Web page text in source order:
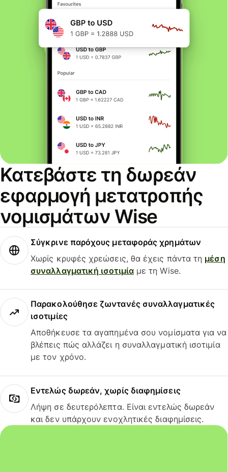
Κατεβάστε τη δωρεάν
εφαρμογή μετατροπής
νομισμάτων Wise
Σύγκρινε παρόχους μεταφοράς χρημάτων
Χωρίς κρυφές χρεώσεις, θα έχεις πάντα τη μέση
συναλλαγματική ισοτιμίαμε τη Wise.
Παρακολούθησε ζωντανές συναλλαγματικές
ισοτιμίες
Αποθήκευσε τα αγαπημένα σου νομίσματα για να
βλέπεις πώς αλλάζει η συναλλαγματική ισοτιμία
με τον χρόνο.
Εντελώς δωρεάν, χωρίς διαφημίσεις
Λήψη σε δευτερόλεπτα. Είναι εντελώς δωρεάν
και δεν υπάρχουν ενοχλητικές διαφημίσεις.